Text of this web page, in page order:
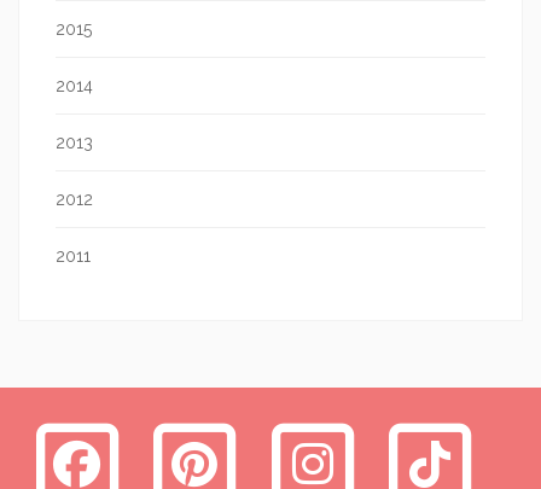
2015
2014
2013
2012
2011